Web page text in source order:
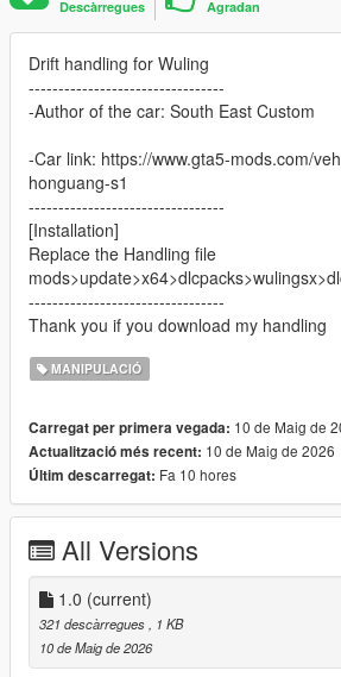
Descàrregues Agradan
Drift handling for Wuling
---------------------------------
-Author of the car: South East Custom
-Car link: https://www.gta5-mods.com/
honguang-s1
---------------------------------
[Installation]
Replace the Handling file
---------------------------------
Thank you if you download my handling
MANIPULACIÓ
Carregat per primera vegada: 10 de Maig de
Actualització més recent: 10 de Maig de 2026
Últim descarregat: Fa 10 hores
All Versions
1.0 (current)
321 descàrregues
, 1 KB
10 de Maig de 2026